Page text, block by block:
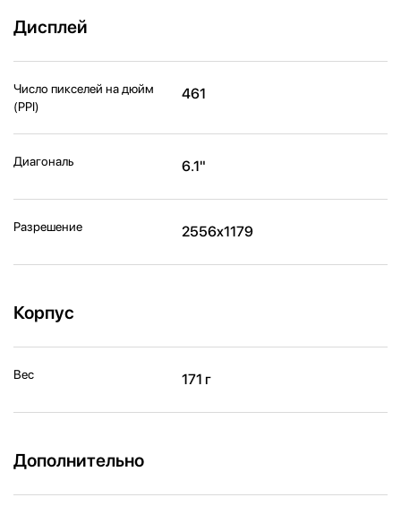
Дисплей
Число пикселей на дюйм
(PPI)
461
Диагональ 6.1"
Разрешение 2556x1179
Корпус
Вес 171 г
Дополнительно